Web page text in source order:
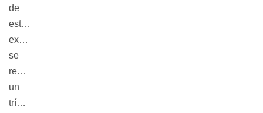
de
estas
exposiciones
se
realizará
un
tríptico